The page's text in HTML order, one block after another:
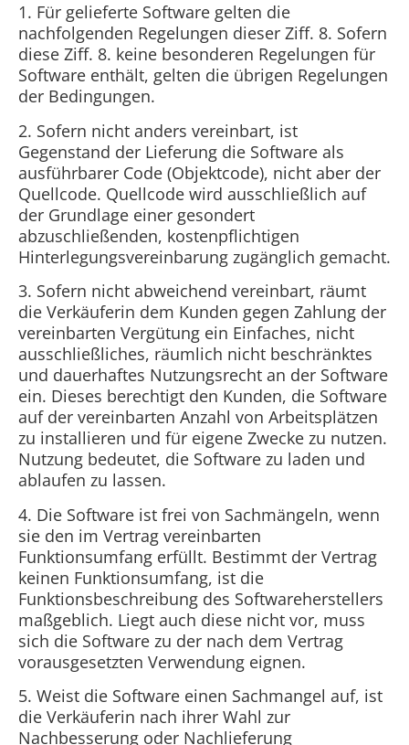
1. Für gelieferte Software gelten die
nachfolgenden Regelungen dieser Ziff. 8. Sofern
diese Ziff. 8. keine besonderen Regelungen für
Software enthält, gelten die übrigen Regelungen
der Bedingungen.
2. Sofern nicht anders vereinbart, ist
Gegenstand der Lieferung die Software als
ausführbarer Code (Objektcode), nicht aber der
Quellcode. Quellcode wird ausschließlich auf
der Grundlage einer gesondert
abzuschließenden, kostenpflichtigen
Hinterlegungsvereinbarung zugänglich gemacht.
3. Sofern nicht abweichend vereinbart, räumt
die Verkäuferin dem Kunden gegen Zahlung der
vereinbarten Vergütung ein Einfaches, nicht
ausschließliches, räumlich nicht beschränktes
und dauerhaftes Nutzungsrecht an der Software
ein. Dieses berechtigt den Kunden, die Software
auf der vereinbarten Anzahl von Arbeitsplätzen
zu installieren und für eigene Zwecke zu nutzen.
Nutzung bedeutet, die Software zu laden und
ablaufen zu lassen.
4. Die Software ist frei von Sachmängeln, wenn
sie den im Vertrag vereinbarten
Funktionsumfang erfüllt. Bestimmt der Vertrag
keinen Funktionsumfang, ist die
Funktionsbeschreibung des Softwareherstellers
maßgeblich. Liegt auch diese nicht vor, muss
sich die Software zu der nach dem Vertrag
vorausgesetzten Verwendung eignen.
5. Weist die Software einen Sachmangel auf, ist
die Verkäuferin nach ihrer Wahl zur
Nachbesserung oder Nachlieferung